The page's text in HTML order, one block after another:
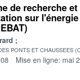
de recherche et
sur
PONTS ET CHAUSSEES
Mise en ligne: mai